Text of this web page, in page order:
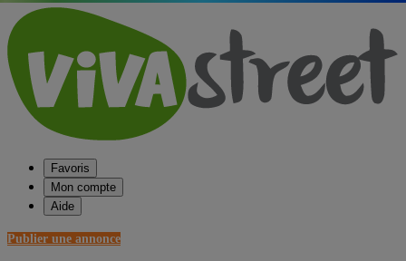
Favoris
Mon compte
Aide
Publier une annonce